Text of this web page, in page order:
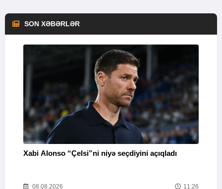
SON XƏBƏRLƏR
Xabi Alonso “Çelsi”ni niyə seçdiyini açıqladı
08.08.2026 11:26